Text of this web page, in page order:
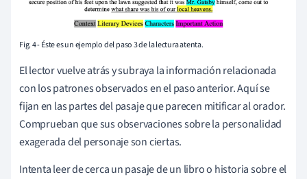
Fig. 4 - Éste es un ejemplo del paso 3 de la lectura atenta.
El lector vuelve atrás y subraya la información relacionada
con los patrones observados en el paso anterior. Aquí se
fijan en las partes del pasaje que parecen mitificar al orador.
Comprueban que sus observaciones sobre la personalidad
exagerada del personaje son ciertas.
Intenta leer de cerca un pasaje de un libro o historia sobre el